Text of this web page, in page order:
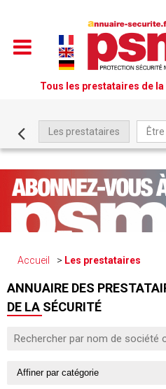
Tous les prestataires de
Les prestataires
Accueil Les prestataires
ANNUAIRE DES
DE LA SÉCURITÉ